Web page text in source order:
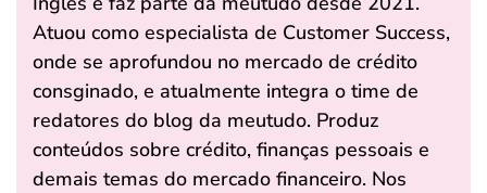
Atuou como especialista de Customer Success,
onde se aprofundou no mercado de crédito
consginado, e atualmente integra o time de
redatores do blog da meutudo. Produz
conteúdos sobre crédito, finanças pessoais e
demais temas do mercado financeiro. Nos